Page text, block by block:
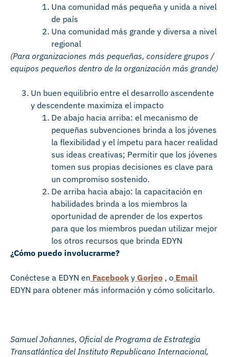
Una comunidad más pequeña y unida a nivel
de país
Una comunidad más grande y diversa a nivel
regional
(Para organizaciones más pequeñas, considere grupos /
equipos pequeños dentro de la organización más grande)
Un buen equilibrio entre el desarrollo ascendente
y descendente maximiza el impacto
De abajo hacia arriba: el mecanismo de
pequeñas subvenciones brinda a los jóvenes
la flexibilidad y el ímpetu para hacer realidad
sus ideas creativas; Permitir que los jóvenes
tomen sus propias decisiones es clave para
un compromiso sostenido.
De arriba hacia abajo: la capacitación en
habilidades brinda a los miembros la
oportunidad de aprender de los expertos
para que los miembros puedan utilizar mejor
los otros recursos que brinda EDYN
¿Cómo puedo involucrarme?
Conéctese a EDYN en Facebook y Gorjeo , o Email
EDYN para obtener más información y cómo solicitarlo.
Samuel Johannes, Oficial de Programa de Estrategia
Transatlántica del Instituto Republicano Internacional,